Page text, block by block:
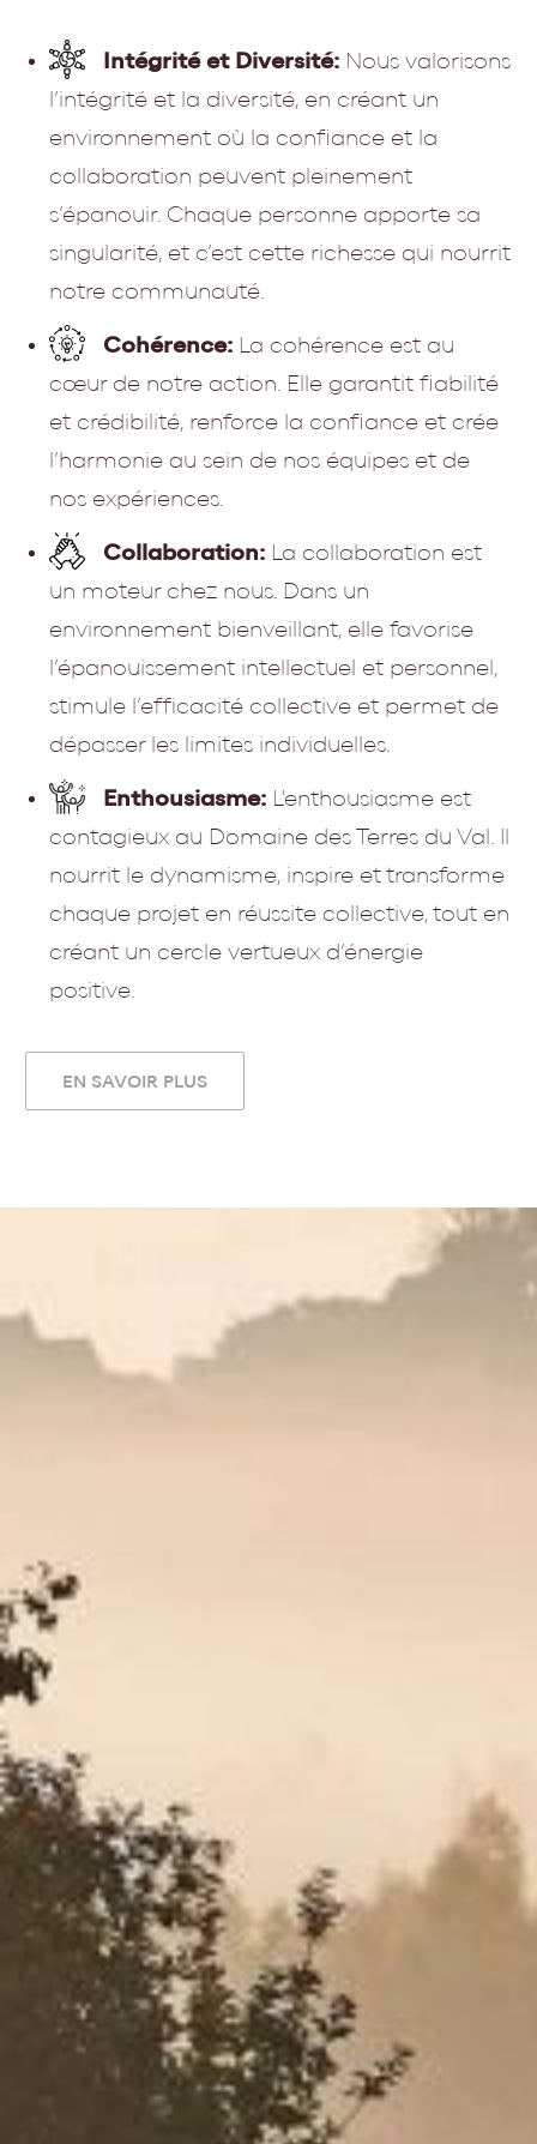
Intégrité et Diversité:Nous valorisons
l’intégrité et la diversité, en créant un
environnement où la confiance et la
collaboration peuvent pleinement
s’épanouir. Chaque personne apporte sa
singularité, et c’est cette richesse qui nourrit
notre communauté.
Cohérence:La cohérence est au
cœur de notre action. Elle garantit fiabilité
et crédibilité, renforce la confiance et crée
l’harmonie au sein de nos équipes et de
nos expériences.
Collaboration:La collaboration est
un moteur chez nous. Dans un
environnement bienveillant, elle favorise
l’épanouissement intellectuel et personnel,
stimule l’efficacité collective et permet de
dépasser les limites individuelles.
Enthousiasme:L'enthousiasme est
contagieux au Domaine des Terres du Val. Il
nourrit le dynamisme, inspire et transforme
chaque projet en réussite collective, tout en
créant un cercle vertueux d’énergie
positive.
EN SAVOIR PLUS